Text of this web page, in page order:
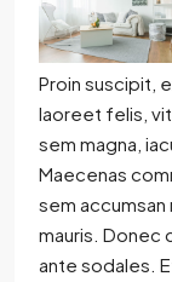
Proin suscipit,
laoreet felis,
sem magna,
Maecenas
sem
mauris. Donec
ante sodales.